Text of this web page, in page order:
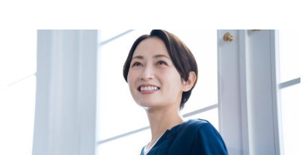
職場となっています。サービス提供エリアは葛飾区で、選
考フローについては担当コンサルタントが丁寧にご案内し
ますので、安心してご応募いただけます。
さらに、介護業界の正社員やパートの求人を幅広く取り扱
っているウィルオブ介護では、転職相談や求人紹介、年収
交渉などの完全無料サービスを提供しています。非公開求
人も多数取り扱っており、専門のプロと共に転職活動を進
めることができます。興味がある方は、LINE、メール、お